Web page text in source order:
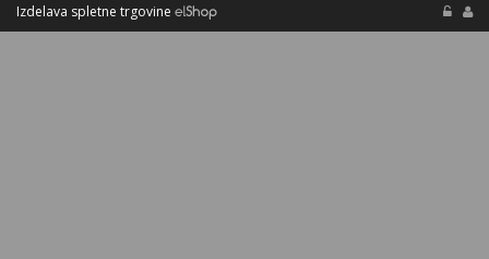
Izdelava spletne trgovine